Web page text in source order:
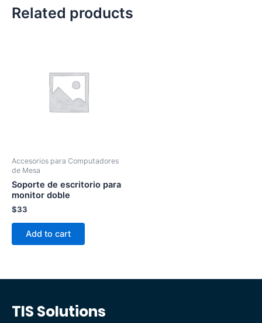
Related products
Accesorios para Computadores
de Mesa
Soporte de escritorio para
monitor doble
$33
Add to cart
TIS Solutions